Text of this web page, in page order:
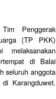
Penggerak
(TP PKK)
di Balai
seluruh anggota
Karangduwet.